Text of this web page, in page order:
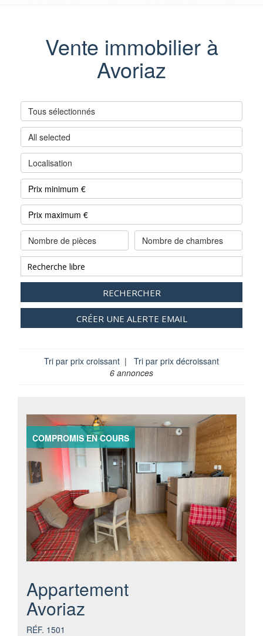
Vente immobilier à
Avoriaz
Tous sélectionnés
All selected
Localisation
Nombre de pièces Nombre de chambres
RECHERCHER
CRÉER UNE ALERTE EMAIL
Tri par prix croissant |
Tri par prix décroissant
6 annonces
COMPROMIS EN COURS
Appartement
Avoriaz
RÉF. 1501